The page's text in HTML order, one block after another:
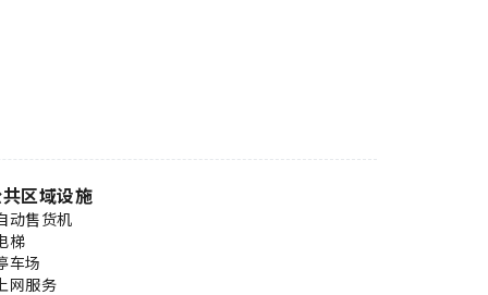
区域设施
动售货机
梯
车场
网服务